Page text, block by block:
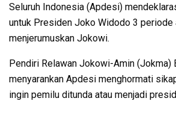
Seluruh Indonesia (Apdesi)
untuk Presiden Joko Widodo 3 periode
menjerumuskan Jokowi.
Pendiri Relawan Jokowi-Amin (Jokma)
menyarankan Apdesi menghormati
ingin pemilu ditunda atau menjadi